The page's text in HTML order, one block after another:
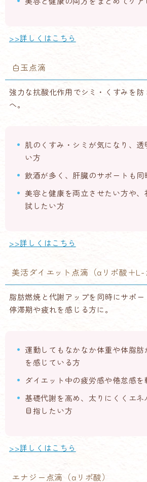
>>詳しくはこちら
白玉点滴
強力な抗酸化作用でシミ・くすみを
へ。
肌のくすみ・シミが気になり、透
い方
飲酒が多く、肝臓のサポートも
美容と健康を両立させたい方や、
試したい方
>>詳しくはこちら
美活ダイエット点滴（αリポ酸＋L-
脂肪燃焼と代謝アップを同時にサポ
停滞期や疲れを感じる方に。
運動してもなかなか体重や体脂
を感じている方
ダイエット中の疲労感や倦怠感
基礎代謝を高め、太りにくくエネ
目指したい方
>>詳しくはこちら
エナジー点滴（αリポ酸）